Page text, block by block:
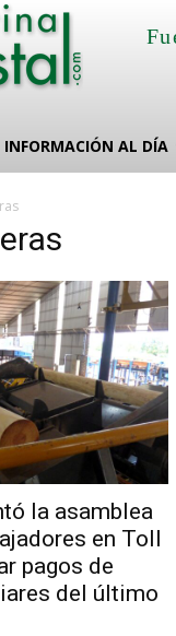
INFORMACIÓN AL DÍA
la asamblea
en Toll
pagos de
del último